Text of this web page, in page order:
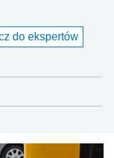
do ekspertów